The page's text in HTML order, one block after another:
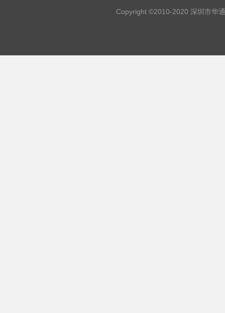
Copyright ©2010-2020 深圳市华